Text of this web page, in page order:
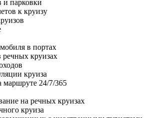
и парковки
к круизу
в портах
круизах
круиза
маршруте 24/7/365
на речных круизах
круиза